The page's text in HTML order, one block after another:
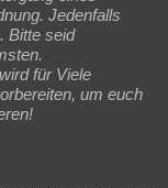
Jedenfalls
Bitte seid
für Viele
um euch